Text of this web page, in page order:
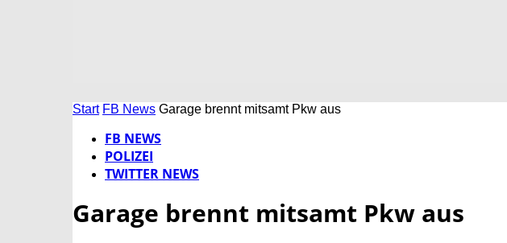
Start FB News Garage brennt mitsamt Pkw aus
FB NEWS
POLIZEI
TWITTER NEWS
Garage brennt mitsamt Pkw aus